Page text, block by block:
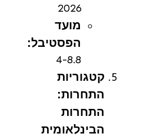
2026
מועד
הפסטיבל:
4-8.8
קטגוריות
התחרות:
התחרות
הבינלאומית